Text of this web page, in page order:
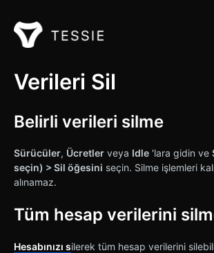
Destek Ana Sayfası
İletişim
Verileri Sil
Belirli verileri silme
Sürücüler, Ücretler veya Idle 'lara gidin ve
seçin) > Sil öğesini seçin. Silme işlemleri
alınamaz.
Tüm hesap verilerini
Hesabınızı silerek tüm hesap verilerini